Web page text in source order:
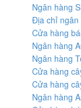
Ngân hàng
Địa chỉ ngân
Cửa hàng
Ngân hàng
Ngân hàng
Cửa hàng
Cửa hàng
Ngân hàng